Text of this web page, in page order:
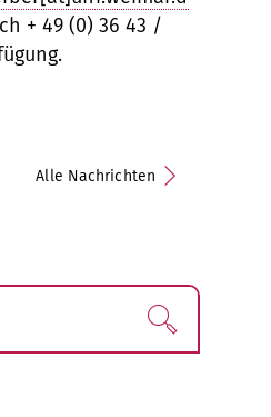
+ 49 (0) 36 43 /
Alle Nachrichten
Finden!